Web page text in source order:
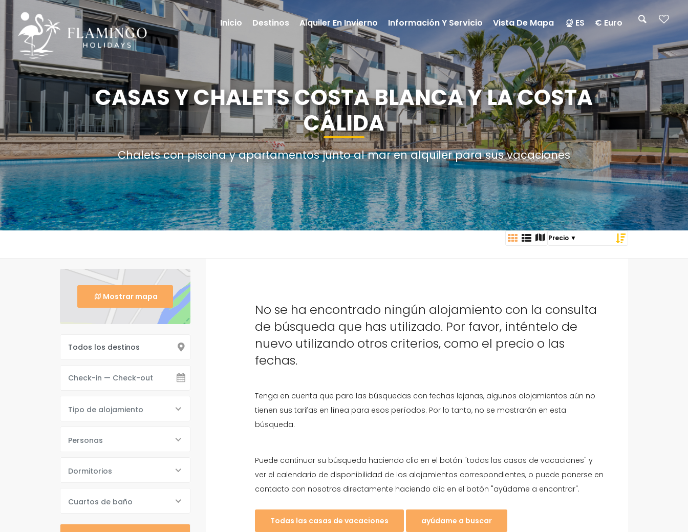
CASAS Y CHALETS COSTA BLANCA Y LA COSTA
CÁLIDA
Chalets con piscina y apartamentos junto al mar en alquiler para sus vacaciones
Mostrar mapa
Tipo de alojamiento
Personas
Dormitorios
Cuartos de baño
No se ha encontrado ningún alojamiento con la consulta
de búsqueda que has utilizado. Por favor, inténtelo de
nuevo utilizando otros criterios, como el precio o las
fechas.
Tenga en cuenta que para las búsquedas con fechas lejanas, algunos alojamientos aún no
tienen sus tarifas en línea para esos períodos. Por lo tanto, no se mostrarán en esta
búsqueda.
Puede continuar su búsqueda haciendo clic en el botón "todas las casas de vacaciones" y
ver el calendario de disponibilidad de los alojamientos correspondientes, o puede ponerse en
contacto con nosotros directamente haciendo clic en el botón "ayúdame a encontrar".
Todas las casas de vacaciones ayúdame a buscar
Inicio Destinos Alquiler En Invierno Información Y Servicio Vista De Mapa ES € Euro